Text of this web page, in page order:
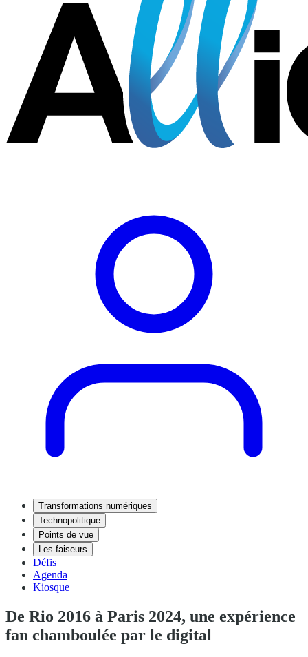
Transformations numériques
Technopolitique
Points de vue
Les faiseurs
Défis
Agenda
Kiosque
De Rio 2016 à Paris 2024, une expérience
fan chamboulée par le digital